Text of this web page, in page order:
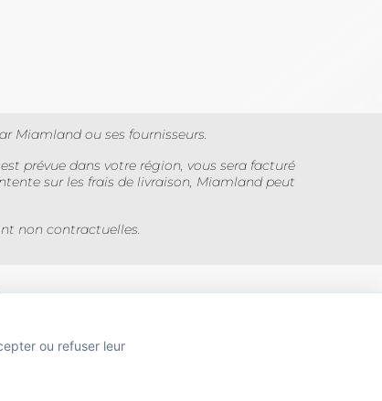
Miamland ou ses fournisseurs.
prévue dans votre région, vous sera facturé
sur les frais de livraison, Miamland peut
non contractuelles.
PUBLIQUE, ART.L.3342-1 et L.3353-3
ou refuser leur